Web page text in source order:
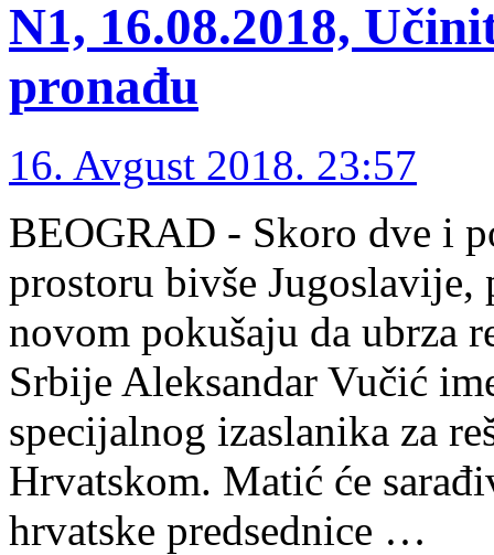
N1, 16.08.2018,
pronađu
16. Avgust 2018. 23:57
BEOGRAD - Skoro dve i
prostoru bivše Jugoslavije,
novom pokušaju da ubrza
Srbije Aleksandar Vučić
specijalnog izaslanika za
Hrvatskom. Matić će
hrvatske predsednice …